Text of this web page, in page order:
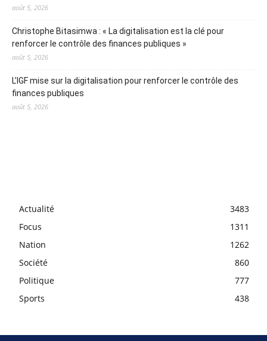
août 5, 2026
Christophe Bitasimwa : « La digitalisation est la clé pour
renforcer le contrôle des finances publiques »
août 5, 2026
L’IGF mise sur la digitalisation pour renforcer le contrôle des
finances publiques
août 5, 2026
Actualité
3483
Focus
1311
Nation
1262
Société
860
Politique
777
Sports
438